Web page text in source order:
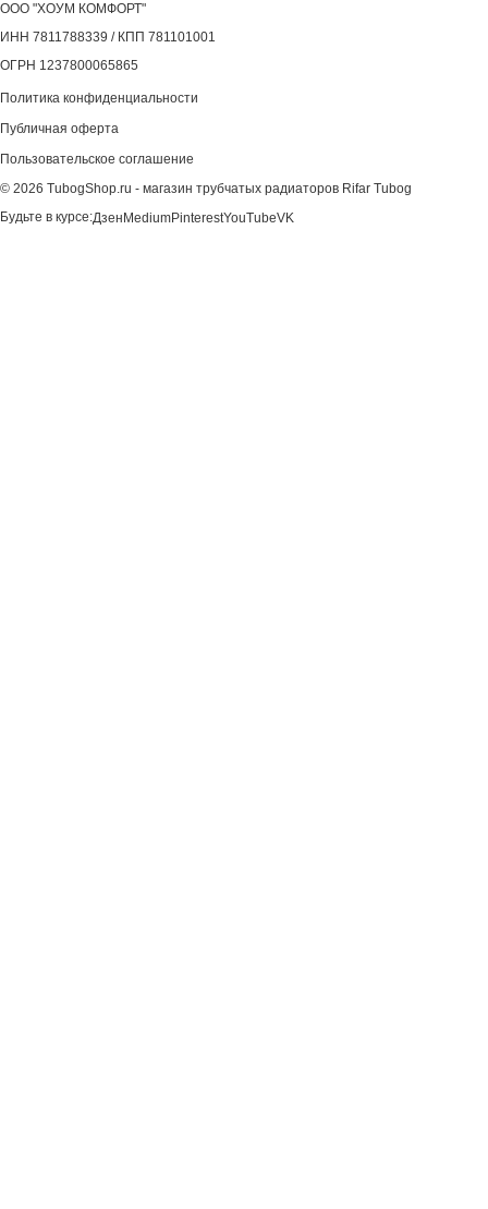
ООО "ХОУМ КОМФОРТ"
‍ИНН 7811788339 / КПП 781101001
ОГРН 1237800065865
Политика конфиденциальности
Публичная оферта
Пользовательское соглашение
© 2026 TubogShop.ru - магазин трубчатых радиаторов Rifar Tubog
Будьте в курсе:Дзен MediumPinterestYouTubeVK